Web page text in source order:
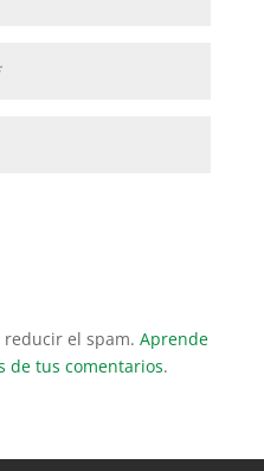
reducir el spam. Aprende
de tus comentarios.